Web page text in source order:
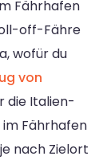
Fährhafen
off-Fähre
wofür du
von
die Italien-
Fährhafen
nach Zielort